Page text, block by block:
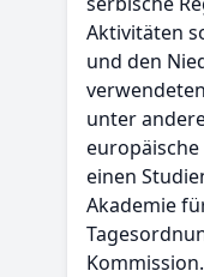
Aktivitäten
und den
unter
einen
Akademie
Kommission.